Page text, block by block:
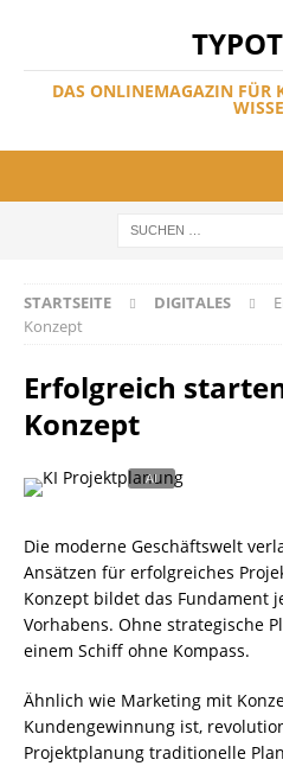
DAS ONLINEMAGAZIN FÜR
STARTSEITE DIGITALES
Konzept
Erfolgreich
Konzept
Die moderne Geschäftswelt
Ansätzen für erfolgreiches
Konzept bildet das Fundament
Vorhabens. Ohne strategische
einem Schiff ohne Kompass.
Ähnlich wie Marketing mit
Kundengewinnung ist,
Projektplanung traditionelle